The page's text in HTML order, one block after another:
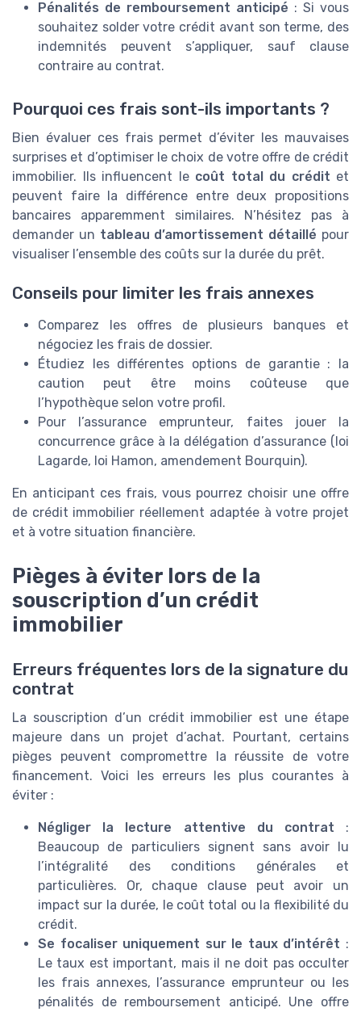
Pénalités de remboursement anticipé : Si vous
souhaitez solder votre crédit avant son terme, des
indemnités peuvent s’appliquer, sauf clause
contraire au contrat.
Pourquoi ces frais sont-ils importants ?
Bien évaluer ces frais permet d’éviter les mauvaises
surprises et d’optimiser le choix de votre offre de crédit
immobilier. Ils influencent le coût total du crédit et
peuvent faire la différence entre deux propositions
bancaires apparemment similaires. N’hésitez pas à
demander un tableau d’amortissement détaillé pour
visualiser l’ensemble des coûts sur la durée du prêt.
Conseils pour limiter les frais annexes
Comparez les offres de plusieurs banques et
négociez les frais de dossier.
Étudiez les différentes options de garantie : la
caution peut être moins coûteuse que
l’hypothèque selon votre profil.
Pour l’assurance emprunteur, faites jouer la
concurrence grâce à la délégation d’assurance (loi
Lagarde, loi Hamon, amendement Bourquin).
En anticipant ces frais, vous pourrez choisir une offre
de crédit immobilier réellement adaptée à votre projet
et à votre situation financière.
Pièges à éviter lors de la
souscription d’un crédit
immobilier
Erreurs fréquentes lors de la signature du
contrat
La souscription d’un crédit immobilier est une étape
majeure dans un projet d’achat. Pourtant, certains
pièges peuvent compromettre la réussite de votre
financement. Voici les erreurs les plus courantes à
éviter :
Négliger la lecture attentive du contrat :
Beaucoup de particuliers signent sans avoir lu
l’intégralité des conditions générales et
particulières. Or, chaque clause peut avoir un
impact sur la durée, le coût total ou la flexibilité du
crédit.
Se focaliser uniquement sur le taux d’intérêt :
Le taux est important, mais il ne doit pas occulter
les frais annexes, l’assurance emprunteur ou les
pénalités de remboursement anticipé. Une offre